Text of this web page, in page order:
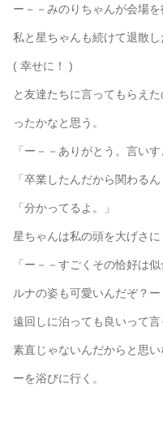
ー－－みのりちゃんが会場を
私と星ちゃんも続けて退散し
( 幸せに！ )
と友達たちに言ってもらえ
ったかなと思う。
「ー－－ありがとう。言い
「卒業したんだから関わるん
「分かってるよ。」
星ちゃんは私の頭を大げさに
「ー－－すごくその恰好は
ルナの姿も可愛いんだぞ？
遠回しに泊っても良いって言
素直じゃないんだからと思
ーを浴びに行く。